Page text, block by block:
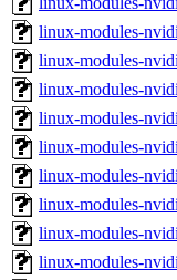
linux-modules-
linux-modules-
linux-modules-
linux-modules-
linux-modules-
linux-modules-
linux-modules-
linux-modules-
linux-modules-